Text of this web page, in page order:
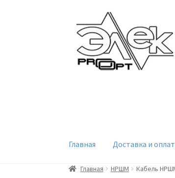
навигации
содержимому
Главная Доставка и
Главная НРШМ Кабель